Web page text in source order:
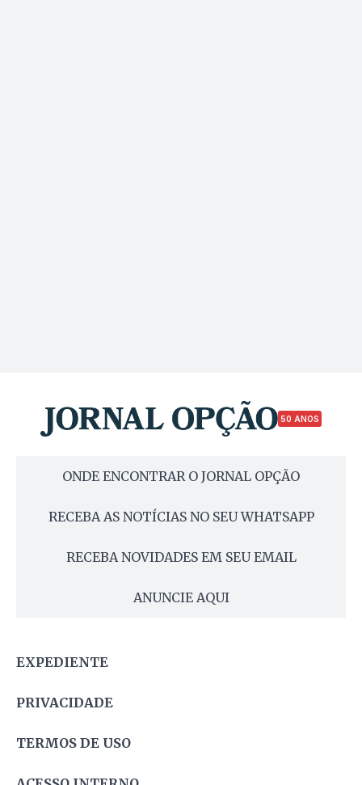
50 ANOS
ONDE ENCONTRAR O JORNAL OPÇÃO
RECEBA AS NOTÍCIAS NO SEU WHATSAPP
RECEBA NOVIDADES EM SEU EMAIL
ANUNCIE AQUI
EXPEDIENTE
PRIVACIDADE
TERMOS DE USO